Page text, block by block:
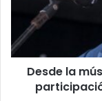
promueve
participación
electoral
esteDesde la